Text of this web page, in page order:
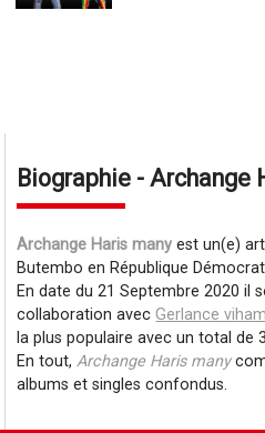
Biographie - Archange
Archange Haris many est un(e)
Butembo en République
En date du 21 Septembre 2020 il
collaboration avecGerlance
la plus populaire avec un total de
En tout,Archange Haris many
albums et singles confondus.